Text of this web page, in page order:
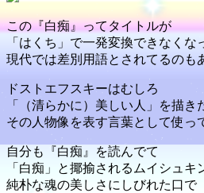
この『白痴』ってタイトルが
「はくち」で一発変換できなくな
現代では差別用語とされてるのも
ドストエフスキーはむしろ
「（清らかに）美しい人」を描き
その人物像を表す言葉として使っ
自分も『白痴』を読んでて
「白痴」と揶揄されるムイシュキ
純朴な魂の美しさにしびれた口で